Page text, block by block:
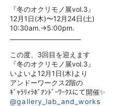
『冬のオクリモノ展vol.3』
12月1日(木)〜12月24日(土)
10:30am.→5:00pm.
この度、3回目を迎えます
『冬のオクリモノ展vol.3』
いよいよ12月1日(木)より
アンドーワークス2階の
ｷﾞｬﾗﾘｨﾗﾎﾞｱﾝﾄﾞｰﾜｰｸｽにて開催✨
@gallery_lab_and_works